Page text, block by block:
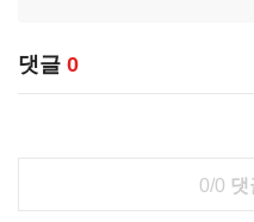
댓글 0
0/0 댓